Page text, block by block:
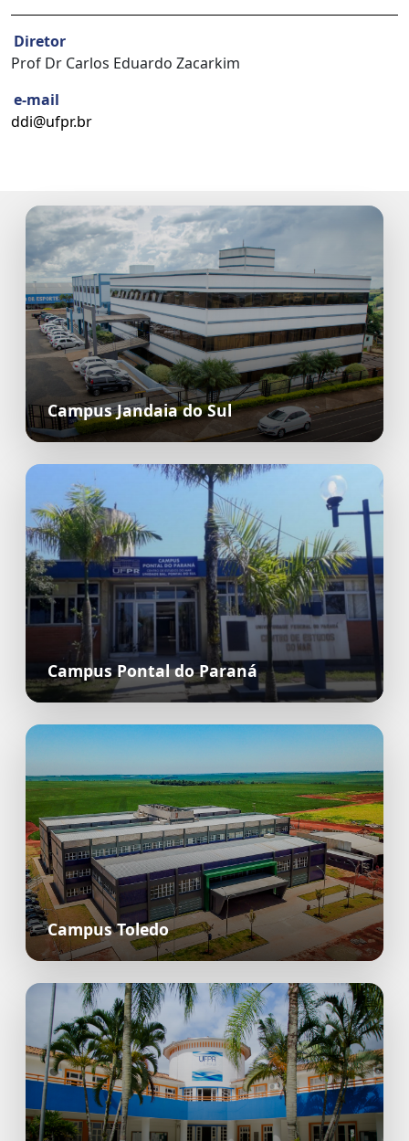
Diretor
Prof Dr Carlos Eduardo Zacarkim
e-mail
ddi@ufpr.br
Campus Jandaia do Sul
Campus Pontal do Paraná
Campus Toledo